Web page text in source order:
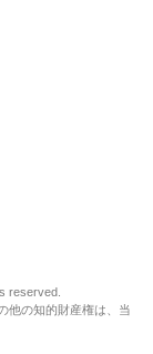
reserved.
他の知的財産権は、当